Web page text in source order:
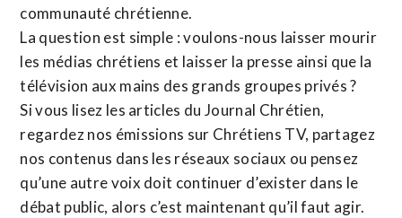
communauté chrétienne.
La question est simple : voulons-nous laisser mourir
les médias chrétiens et laisser la presse ainsi que la
télévision aux mains des grands groupes privés ?
Si vous lisez les articles du Journal Chrétien,
regardez nos émissions sur Chrétiens TV, partagez
nos contenus dans les réseaux sociaux ou pensez
qu’une autre voix doit continuer d’exister dans le
débat public, alors c’est maintenant qu’il faut agir.